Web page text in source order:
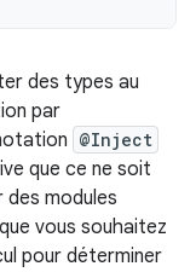
des types au
par
@Inject
que ce ne soit
des modules
vous souhaitez
pour déterminer